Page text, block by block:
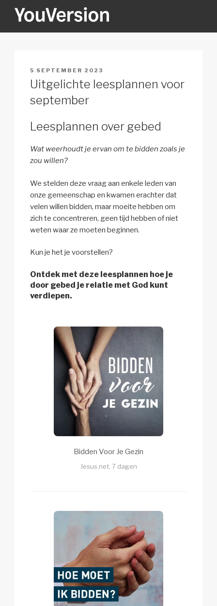
YOUVERSION
GEPLAATST
OP
5 SEPTEMBER 2023
Uitgelichte leesplannen voor
september
Leesplannen over gebed
Wat weerhoudt je ervan om te bidden zoals je
zou willen?
We stelden deze vraag aan enkele leden van
onze gemeenschap en kwamen erachter dat
velen willen bidden, maar moeite hebben om
zich te concentreren, geen tijd hebben of niet
weten waar ze moeten beginnen.
Kun je het je voorstellen?
Ontdek met deze leesplannen hoe je
door gebed je relatie met God kunt
verdiepen.
Bidden Voor Je Gezin
Jesus.net, 7 dagen